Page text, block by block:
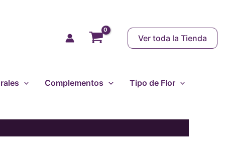
Ver toda la Tienda
Complementos Tipo de Flor